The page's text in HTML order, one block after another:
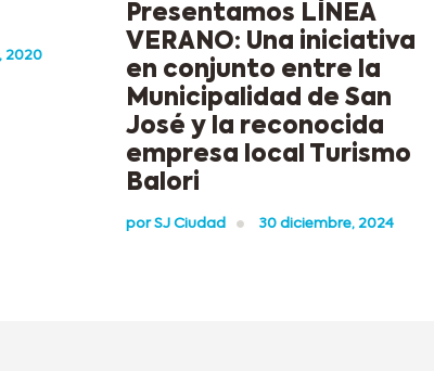
2020
Presentamos LÍNEA
VERANO: Una iniciativa
en conjunto entre la
Municipalidad de San
José y la reconocida
empresa local Turismo
Balori
porSJ Ciudad 30 diciembre, 2024